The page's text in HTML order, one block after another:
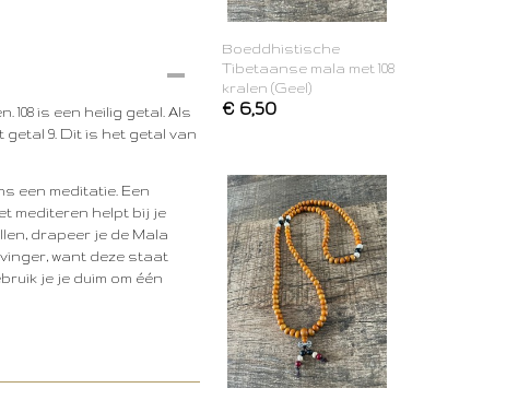
108 is een heilig getal. Als
getal 9. Dit is het getal van
een meditatie. Een
mediteren helpt bij je
drapeer je de Mala
want deze staat
je je duim om één
Boeddhistische
Tibetaanse mala met 108
kralen (Geel)
€ 6,50